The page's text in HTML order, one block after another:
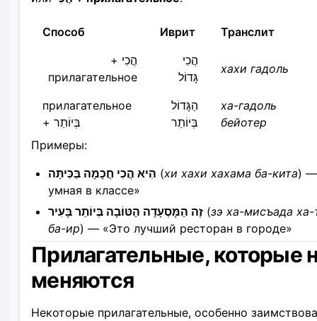
Способ Иврит
Транслит
הֲכִי +
прилагательное
הֲכִי
גָּדוֹל
хахи гадоль
прилагательное
+ בְּיוֹתֵר
הַגָּדוֹל
בְּיוֹתֵר
ха-гадоль
бейотер
Примеры:
הִיא הֲכִי חֲכָמָה בַּכִּיתָּה (хи хахи хахама ба-кита) —
умная в классе»
זֶה הַמָּסְעָדָה הַטּוֹבָה בְּיוֹתֵר בָּעִיר (зэ ха-мисъада ха-
ба-ир) — «Это лучший ресторан в городе»
Прилагательные, которые
меняются
Некоторые прилагательные, особенно